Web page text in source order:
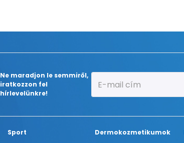
Ne maradjon le semmiről,
iratkozzon fel
hírlevelünkre!
Sport Dermokozmetikumok